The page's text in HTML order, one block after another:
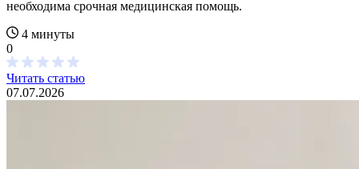
необходима срочная медицинская помощь.
4 минуты
0
Читать статью
07.07.2026